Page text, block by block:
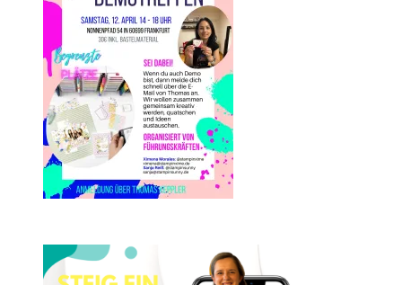
Einsteigen 2025 im Team
Stampin‘ Sunny